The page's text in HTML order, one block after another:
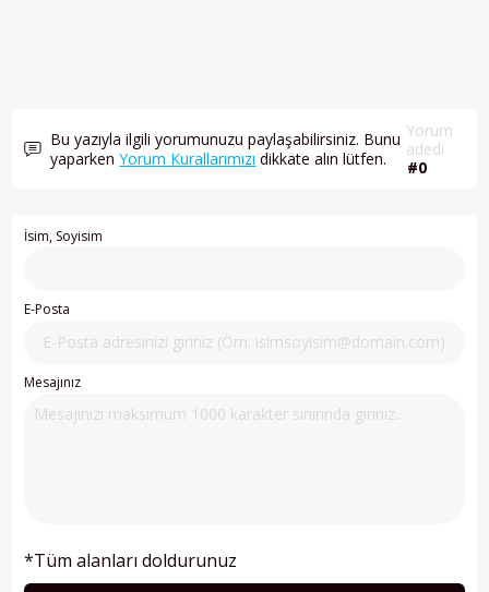
Bu yazıyla ilgili yorumunuzu paylaşabilirsiniz. Bunu
yaparkenYorum Kurallarımızı dikkate alın lütfen.
Yorum
adedi
#0
İsim, Soyisim
E-Posta
Mesajınız
*Tüm alanları doldurunuz